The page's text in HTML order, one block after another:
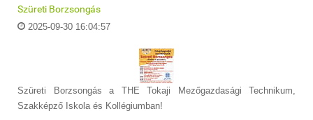
Szüreti Borzsongás
2025-09-30 16:04:57
Szüreti Borzsongás a THE Tokaji Mezőgazdasági Technikum,
Szakképző Iskola és Kollégiumban!